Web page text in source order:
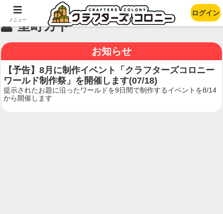
室町カト
お知らせ
【予告】8月に制作イベント「クラフターズコロニー
ワールド制作祭」を開催します(07/18)
提示されたお題に沿ったワールドを9日間で制作するイベントを8/14
から開催します
メニュー
ログイン